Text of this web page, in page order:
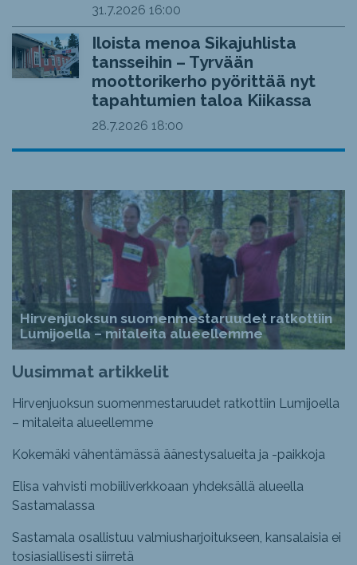
31.7.2026 16:00
Iloista menoa Sikajuhlista
tansseihin – Tyrvään
moottorikerho pyörittää nyt
tapahtumien taloa Kiikassa
28.7.2026 18:00
Hirvenjuoksun suomenmestaruudet ratkottiin
Lumijoella – mitaleita alueellemme
Uusimmat artikkelit
Hirvenjuoksun suomenmestaruudet ratkottiin Lumijoella
– mitaleita alueellemme
Kokemäki vähentämässä äänestysalueita ja -paikkoja
Elisa vahvisti mobiiliverkkoaan yhdeksällä alueella
Sastamalassa
Sastamala osallistuu valmiusharjoitukseen, kansalaisia ei
tosiasiallisesti siirretä